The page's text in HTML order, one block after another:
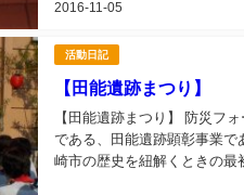
2016-11-05
活動日記
【田能遺跡まつり】
【田能遺跡まつり】 防災フ
である、田能遺跡顕彰事業で
崎市の歴史を紐解くときの最